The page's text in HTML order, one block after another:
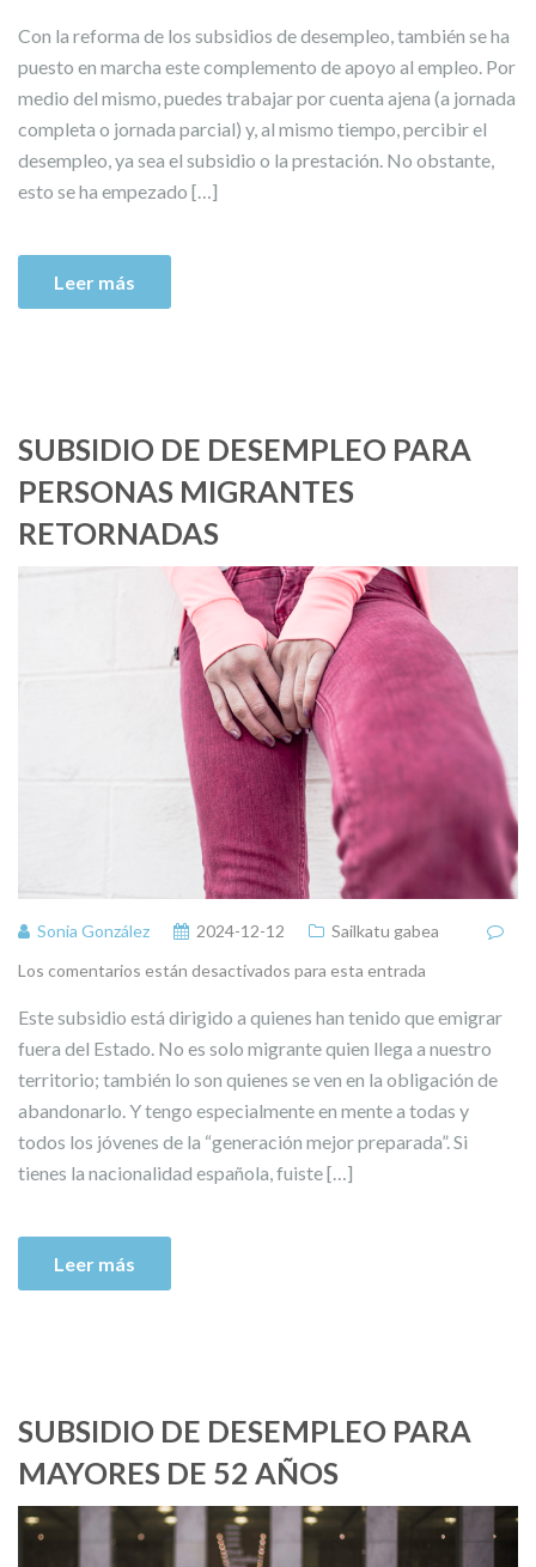
Con la reforma de los subsidios de desempleo, también se ha
puesto en marcha este complemento de apoyo al empleo. Por
medio del mismo, puedes trabajar por cuenta ajena (a jornada
completa o jornada parcial) y, al mismo tiempo, percibir el
desempleo, ya sea el subsidio o la prestación. No obstante,
esto se ha empezado […]
Leer más
SUBSIDIO DE DESEMPLEO PARA
PERSONAS MIGRANTES
RETORNADAS
Sonia González 2024-12-12
Sailkatu gabea
Los comentarios están desactivados para esta entrada
Este subsidio está dirigido a quienes han tenido que emigrar
fuera del Estado. No es solo migrante quien llega a nuestro
territorio; también lo son quienes se ven en la obligación de
abandonarlo. Y tengo especialmente en mente a todas y
todos los jóvenes de la “generación mejor preparada”. Si
tienes la nacionalidad española, fuiste […]
Leer más
SUBSIDIO DE DESEMPLEO PARA
MAYORES DE 52 AÑOS